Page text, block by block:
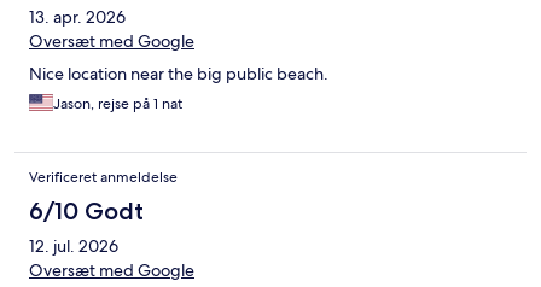
13. apr. 2026
Oversæt med Google
Nice location near the big public beach.
Jason, rejse på 1 nat
Verificeret anmeldelse
6/10 Godt
12. jul. 2026
Oversæt med Google